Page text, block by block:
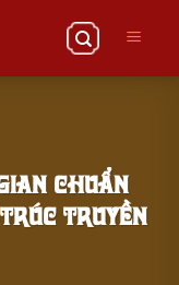
Chuẩn
Truyền